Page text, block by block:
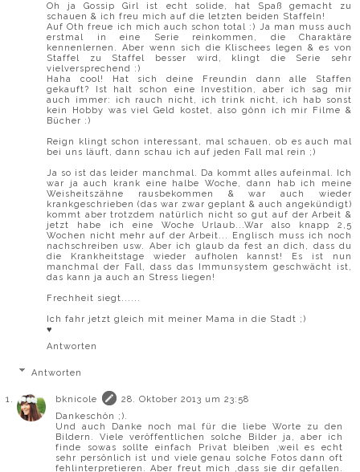
Oh ja Gossip Girl ist echt solide, hat Spaß gemacht zu
schauen & ich freu mich auf die letzten beiden Staffeln!
Auf Oth freue ich mich auch schon total :) Ja man muss auch
erstmal in eine Serie reinkommen, die Charaktäre
kennenlernen. Aber wenn sich die Klischees legen & es von
Staffel zu Staffel besser wird, klingt die Serie sehr
vielversprechend :)
Haha cool! Hat sich deine Freundin dann alle Staffen
gekauft? Ist halt schon eine Investition, aber ich sag mir
auch immer: ich rauch nicht, ich trink nicht, ich hab sonst
kein Hobby was viel Geld kostet, also gönn ich mir Filme &
Bücher :)
Reign klingt schon interessant, mal schauen, ob es auch mal
bei uns läuft, dann schau ich auf jeden Fall mal rein ;)
Ja so ist das leider manchmal. Da kommt alles aufeinmal. Ich
war ja auch krank eine halbe Woche, dann hab ich meine
Weisheitszähne rausbekommen & war auch wieder
krankgeschrieben (das war zwar geplant & auch angekündigt)
kommt aber trotzdem natürlich nicht so gut auf der Arbeit &
jetzt habe ich eine Woche Urlaub...War also knapp 2,5
Wochen nicht mehr auf der Arbeit... Englisch muss ich noch
nachschreiben usw. Aber ich glaub da fest an dich, dass du
die Krankheitstage wieder aufholen kannst! Es ist nun
manchmal der Fall, dass das Immunsystem geschwächt ist,
das kann ja auch an Stress liegen!
Frechheit siegt......
Ich fahr jetzt gleich mit meiner Mama in die Stadt ;)
♥
Antworten
Antworten
bknicole
28. Oktober 2013 um 23:58
Dankeschön ;).
Und auch Danke noch mal für die liebe Worte zu den
Bildern. Viele veröffentlichen solche Bilder ja, aber ich
finde sowas sollte einfach Privat bleiben ,weil es echt
sehr persönlich ist und viele genau solche Fotos dann oft
fehlinterpretieren. Aber freut mich ,dass sie dir gefallen.